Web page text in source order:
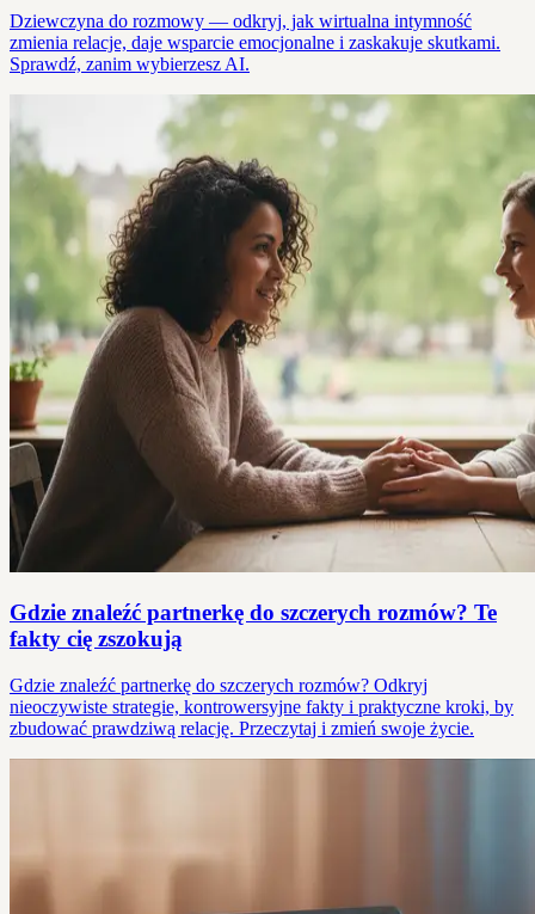
Dziewczyna do rozmowy — odkryj, jak wirtualna intymność
zmienia relacje, daje wsparcie emocjonalne i zaskakuje skutkami.
Sprawdź, zanim wybierzesz AI.
Gdzie znaleźć partnerkę do szczerych rozmów? Te
fakty cię zszokują
Gdzie znaleźć partnerkę do szczerych rozmów? Odkryj
nieoczywiste strategie, kontrowersyjne fakty i praktyczne kroki, by
zbudować prawdziwą relację. Przeczytaj i zmień swoje życie.